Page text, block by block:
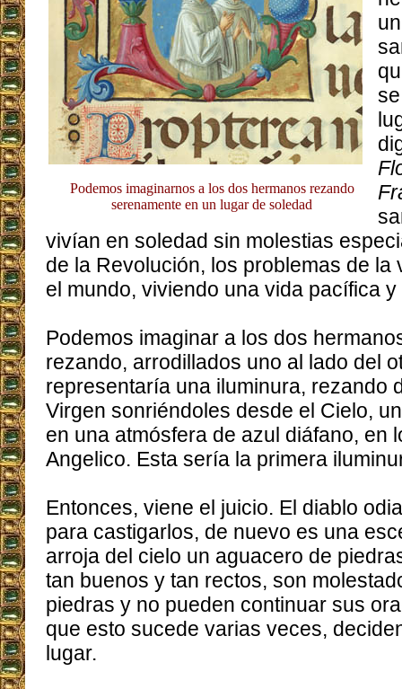
Podemos imaginarnos a los dos hermanos rezando
serenamente en un lugar de soledad
vivían en soledad sin molestias
de la Revolución, los problemas de la
el mundo, viviendo una vida pacífica
Podemos imaginar a los dos
rezando, arrodillados uno al lado del
representaría una iluminura, rezando
Virgen sonriéndoles desde el Cielo,
en una atmósfera de azul diáfano, en
Angelico. Esta sería la primera
Entonces, viene el juicio. El diablo
para castigarlos, de nuevo es una
arroja del cielo un aguacero de
tan buenos y tan rectos, son
piedras y no pueden continuar sus
que esto sucede varias veces,
lugar.